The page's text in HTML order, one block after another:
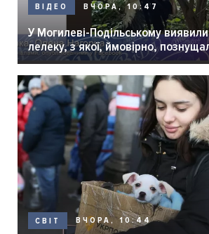
ВІДЕО ВЧОРА, 10:47
У Могилеві-Подільському
лелеку, з якої, ймовірно,
СВІТ ВЧОРА, 10:44